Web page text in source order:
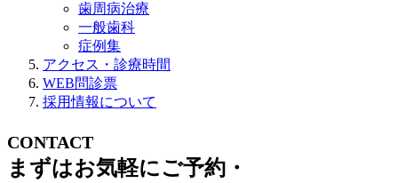
歯周病治療
一般歯科
症例集
アクセス・診療時間
WEB問診票
採用情報について
CONTACT
まずはお気軽にご予約・